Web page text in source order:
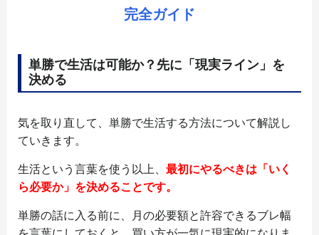
完全ガイド
単勝で生活は可能か？先に「現実ライン」を
決める
気を取り直して、単勝で生活する方法について解説し
ていきます。
生活という言葉を使う以上、 最初にやるべきは「いく
ら必要か」を決めることです。
単勝の話に入る前に、月の必要額と許容できるブレ幅